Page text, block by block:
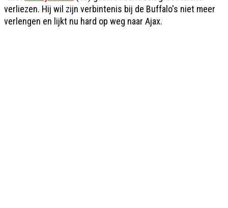
verliezen. Hij wil zijn verbintenis bij de Buffalo's niet meer
verlengen en lijkt nu hard op weg naar Ajax.